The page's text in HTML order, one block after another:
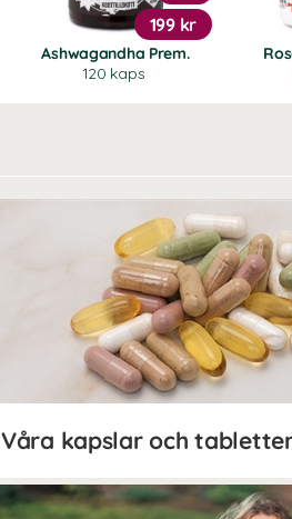
Ashwagandha Prem.
120 kaps
199 kr
Våra kapslar och